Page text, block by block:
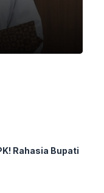
Rahasia Bupati